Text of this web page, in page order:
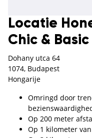
Locatie
Chic & Basic
Dohany utca 64
1074, Budapest
Hongarije
Omringd door
Op 200 meter
Op 1 kilometer